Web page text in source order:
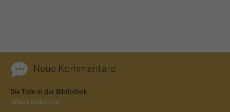
Neue Kommentare
Die Tote in der Bibliothek
(Klaus Makollus)